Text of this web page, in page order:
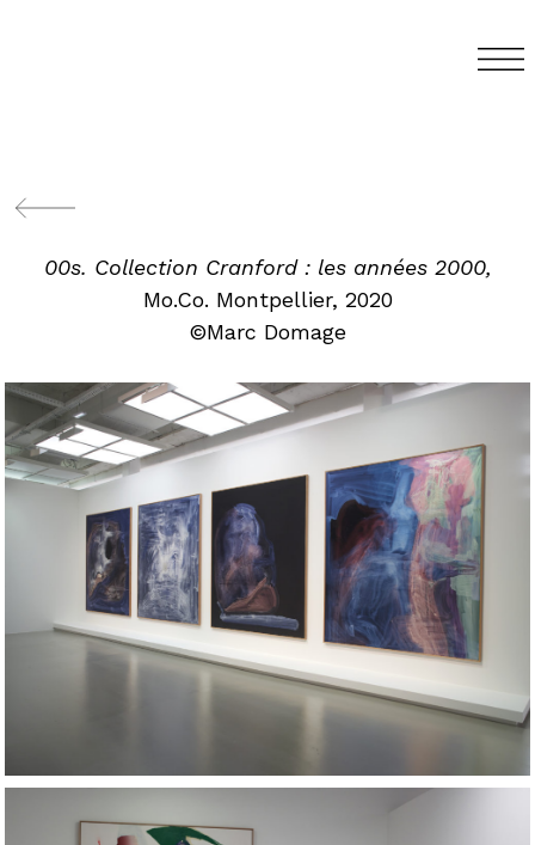
00s. Collection Cranford : les années 2000,
Mo.Co. Montpellier, 2020
©Marc Domage